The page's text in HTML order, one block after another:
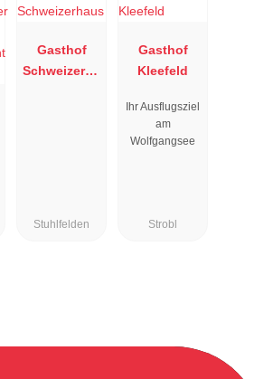
Gasthof
Schweizerha
Stuhlfelden
Gasthof
Kleefeld
Ihr Ausflugsziel
am
Wolfgangsee
Strobl